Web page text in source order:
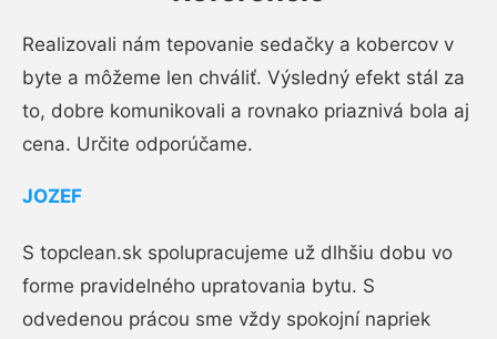
Realizovali nám tepovanie sedačky a kobercov v
byte a môžeme len chváliť. Výsledný efekt stál za
to, dobre komunikovali a rovnako priaznivá bola aj
cena. Určite odporúčame.
JOZEF
S topclean.sk spolupracujeme už dlhšiu dobu vo
forme pravidelného upratovania bytu. S
odvedenou prácou sme vždy spokojní napriek